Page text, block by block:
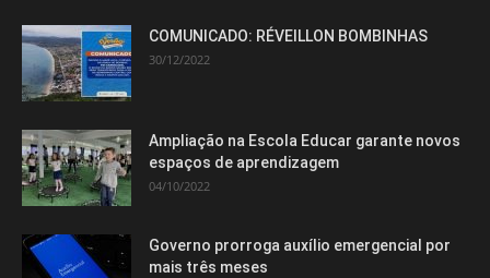
COMUNICADO: RÉVEILLON BOMBINHAS
30/12/2022
Ampliação na Escola Educar garante novos
espaços de aprendizagem
04/10/2022
Governo prorroga auxílio emergencial por
mais três meses